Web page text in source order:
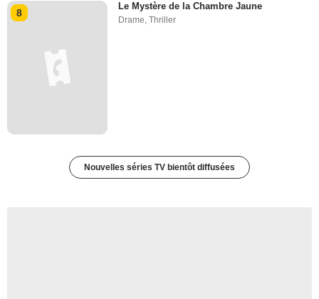
8
Le Mystère de la Chambre Jaune
Drame,Thriller
Nouvelles séries TV bientôt diffusées